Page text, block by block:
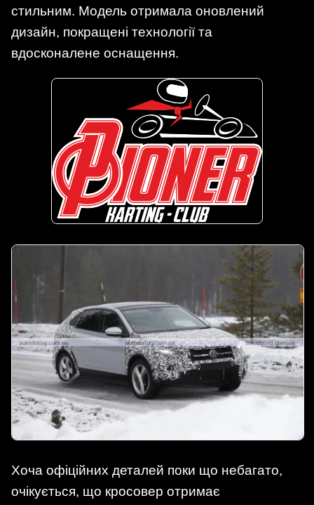
стильним. Модель отримала оновлений
дизайн, покращені технології та
вдосконалене оснащення.
Хоча офіційних деталей поки що небагато,
очікується, що кросовер отримає